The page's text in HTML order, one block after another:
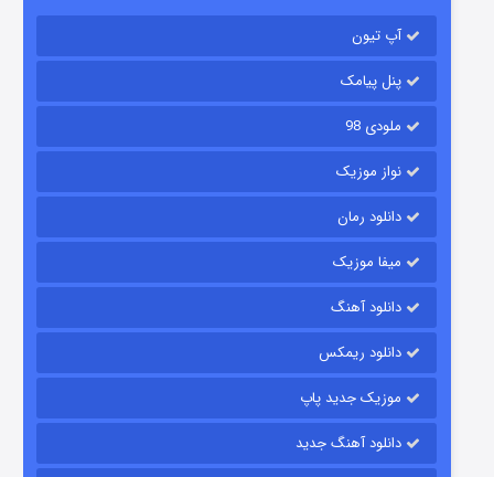
باب اسفنجی فصل ۱۷
قسمت۶ (زیرنویس) منتشر شد
قسمت۱۵ (دوبله) منتشر شد
آپ تیون
پنل پیامک
ملودی 98
نواز موزیک
دانلود رمان
میفا موزیک
دانلود آهنگ
دانلود ریمکس
موزیک جدید پاپ
دانلود آهنگ جدید